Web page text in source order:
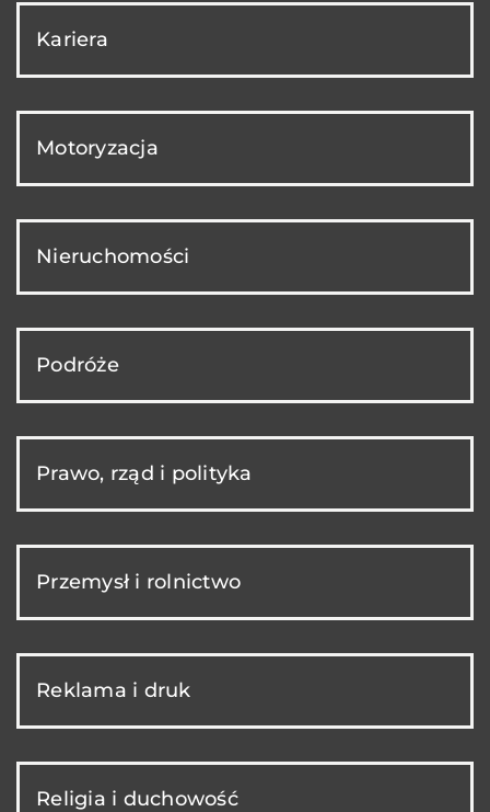
Kariera
Motoryzacja
Nieruchomości
Podróże
Prawo, rząd i polityka
Przemysł i rolnictwo
Reklama i druk
Religia i duchowość